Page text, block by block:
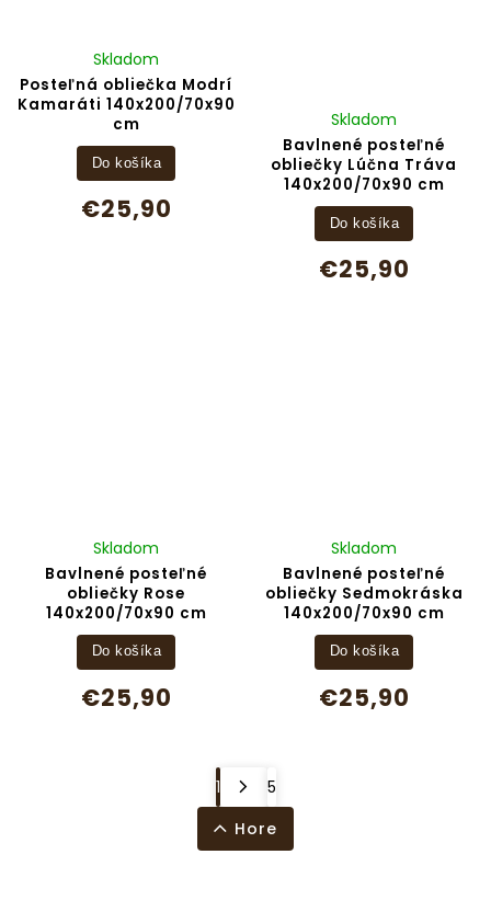
Posteľná obliečka Modrí
Kamaráti 140x200/70x90
cm
Skladom
€25,90
Do košíka
Bavlnené posteľné
obliečky Lúčna Tráva
140x200/70x90 cm
Skladom
€25,90
Do košíka
Bavlnené posteľné
obliečky Rose
140x200/70x90 cm
Skladom
€25,90
Do košíka
Bavlnené posteľné
obliečky Sedmokráska
140x200/70x90 cm
Skladom
€25,90
Do košíka
1
5
Hore